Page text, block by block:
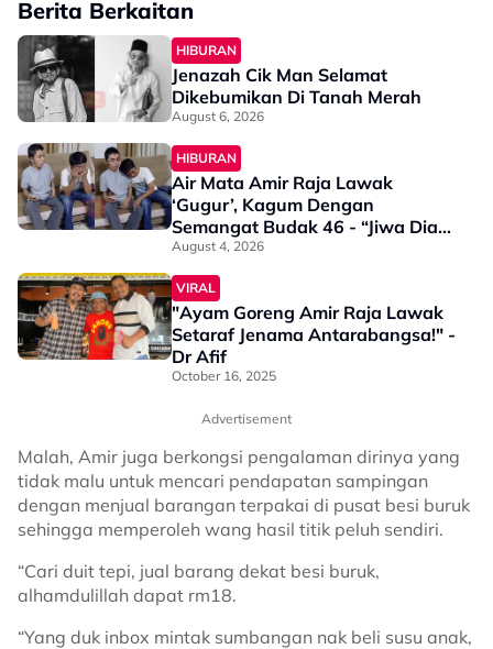
Berita Berkaitan
HIBURAN
Jenazah Cik Man Selamat
Dikebumikan Di Tanah Merah
August 6, 2026
HIBURAN
Air Mata Amir Raja Lawak
‘Gugur’, Kagum Dengan
Semangat Budak 46 - “Jiwa Dia
Besar”
August 4, 2026
VIRAL
"Ayam Goreng Amir Raja Lawak
Setaraf Jenama Antarabangsa!" -
Dr Afif
October 16, 2025
Advertisement
Malah, Amir juga berkongsi pengalaman dirinya yang
tidak malu untuk mencari pendapatan sampingan
dengan menjual barangan terpakai di pusat besi buruk
sehingga memperoleh wang hasil titik peluh sendiri.
“Cari duit tepi, jual barang dekat besi buruk,
alhamdulillah dapat rm18.
“Yang duk inbox mintak sumbangan nak beli susu anak,